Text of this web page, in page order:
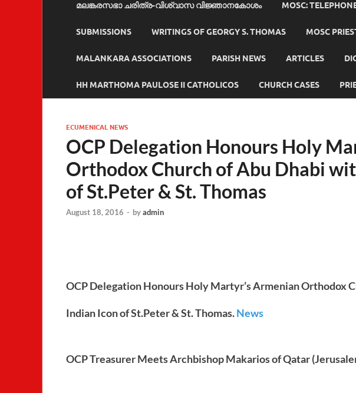
മലങ്കരസഭാ ചരിത്ര-വിശ്വാസ വിജ്ഞാനകോശം MOSC:
SUBMISSIONS WRITINGS OF GEORGY S. THOMAS MOSC
MALANKARA ASSOCIATIONS PARISH NEWS ARTICLES
HH MARTHOMA PAULOSE II CATHOLICOS CHURCH CASES
ECUMENICAL NEWS
OCP Delegation Honours Holy
Orthodox Church of Abu Dhabi
of St.Peter & St. Thomas
August 18, 2016 - byadmin
OCP Delegation Honours Holy Martyr’s Armenian Orthodox
Indian Icon of St.Peter & St. Thomas.News
OCP Treasurer Meets Archbishop Makarios of Qatar